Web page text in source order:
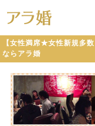
【女性満席★女性新規多
ならアラ婚